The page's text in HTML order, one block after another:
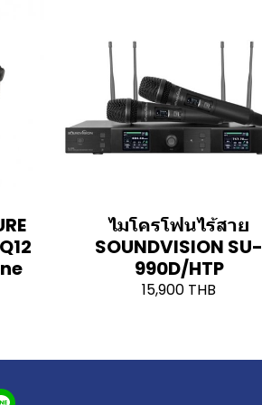
ไมโครโฟนไร้สาย
SOUNDVISION SU-
990D/HTP
15,900 THB